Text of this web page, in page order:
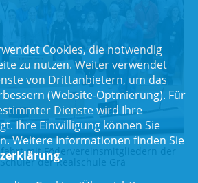
mit Födervereinsmitgliedern der
der Realschule Grä
Cookies, die notwendig
zu nutzen. Weiter verwendet
von Drittanbietern, um das
(Website-Optmierung). Für
Dienste wird Ihre
Ihre Einwilligung können Sie
Weitere Informationen finden Sie
.